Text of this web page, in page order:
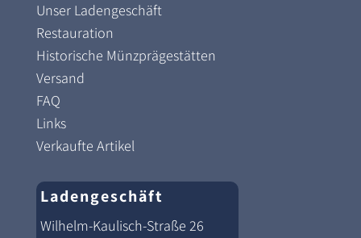
Unser Ladengeschäft
Restauration
Historische Münzprägestätten
Versand
FAQ
Links
Verkaufte Artikel
Ladengeschäft
Wilhelm-Kaulisch-Straße 26